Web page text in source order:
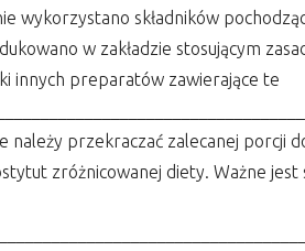
wykorzystano składników
w zakładzie stosującym
innych preparatów zawierające te
należy przekraczać zalecanej porcji
zróżnicowanej diety. Ważne jest